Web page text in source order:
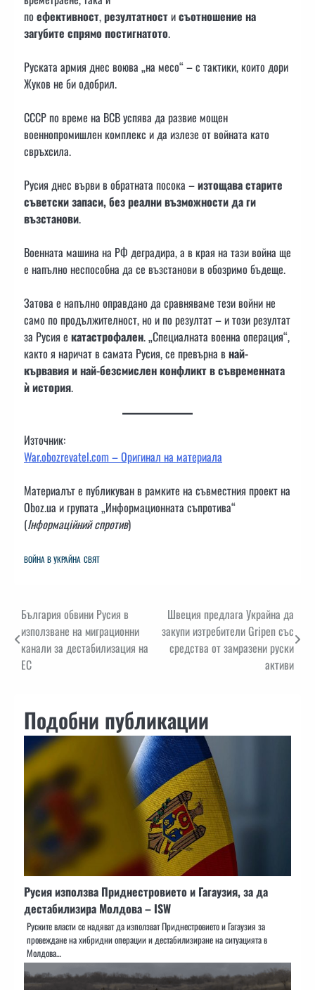
поефективност,резултатностисъотношение на
загубите спрямо постигнатото.
Руската армия днес воюва „на месо“ – с тактики, които дори
Жуков не би одобрил.
СССР по време на ВСВ успява да развие мощен
военнопромишлен комплекс и да излезе от войната като
свръхсила.
Русия днес върви в обратната посока –изтощава старите
съветски запаси, без реални възможности да ги
възстанови.
Военната машина на РФ деградира, а в края на тази война ще
е напълно неспособна да се възстанови в обозримо бъдеще.
Затова е напълно оправдано да сравняваме тези войни не
само по продължителност, но и по резултат – и този резултат
за Русия е катастрофален. „Специалната военна операция“,
както я наричат в самата Русия, се превърна внай-
кървавия и най-безсмислен конфликт в съвременната
ѝ история.
Източник:
War.obozrevatel.com – Оригинал на материала
Материалът е публикуван в рамките на съвместния проект на
Oboz.ua и групата „Информационната съпротивa“
(Інформаційний спротив)
ВОЙНА В УКРАЙНА СВЯТ
Навигация
България обвини Русия в
използване на миграционни
канали за дестабилизация на
ЕС
Швеция предлага Украйна да
закупи изтребители Gripen със
средства от замразени руски
активи
Подобни публикации
Русия използва Приднестровието и Гагаузия, за да
дестабилизира Молдова – ISW
Руските власти се надяват да използват Приднестровието и Гагаузия за
провеждане на хибридни операции и дестабилизиране на ситуацията в
Молдова…